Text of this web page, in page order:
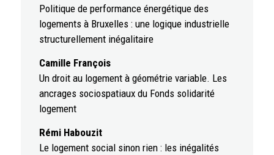
Politique de performance énergétique des
logements à Bruxelles : une logique industrielle
structurellement inégalitaire
Camille François
Un droit au logement à géométrie variable. Les
ancrages sociospatiaux du Fonds solidarité
logement
Rémi Habouzit
Le logement social sinon rien : les inégalités